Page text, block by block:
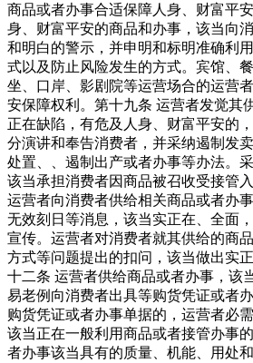
商品或者办事合适保障人身、财富平
身、财富平安的商品和办事，该当向
和明白的警示，并申明和标明准确利
式以及防止风险发生的方式。宾馆、
坐、口岸、影剧院等运营场合的运营
安保障权利。第十九条 运营者发觉其
正在缺陷，有危及人身、财富平安的
分演讲和奉告消费者，并采纳遏制发
处置、、遏制出产或者办事等办法。
该当承担消费者因商品被召收受接管
运营者向消费者供给相关商品或者办
无效刻日等消息，该当实正在、全面
宣传。运营者对消费者就其供给的商
方式等问题提出的扣问，该当做出实
十二条 运营者供给商品或者办事，该
易老例向消费者出具等购货凭证或者
购货凭证或者办事单据的，运营者必
该当正在一般利用商品或者接管办事
者办事该当具有的质量、机能、用处